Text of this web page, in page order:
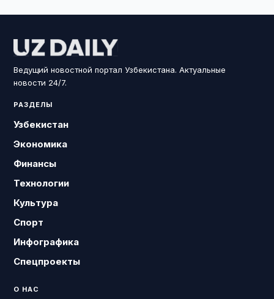
Ведущий новостной портал Узбекистана. Актуальные
новости 24/7.
РАЗДЕЛЫ
Узбекистан
Экономика
Финансы
Технологии
Культура
Спорт
Инфографика
Спецпроекты
О НАС